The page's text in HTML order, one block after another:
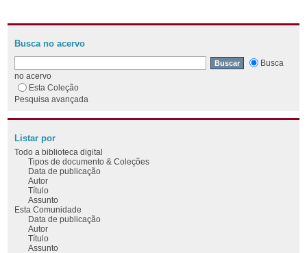
Busca no acervo
Busca
no acervo
Esta Coleção
Pesquisa avançada
Listar por
Todo a biblioteca digital
Tipos de documento & Coleções
Data de publicação
Autor
Título
Assunto
Esta Comunidade
Data de publicação
Autor
Título
Assunto